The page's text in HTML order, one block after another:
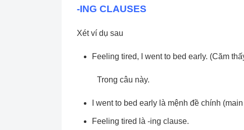
-ING CLAUSES
Xét ví dụ sau
Feeling tired, I went to bed early. (Căm
Trong câu này.
I went to bed early là mệnh đề chính
Feeling tired là -ing clause.